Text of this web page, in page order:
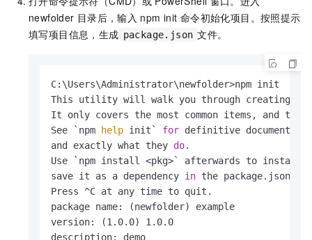
newfolder 目录后，输入 npm init 命令初始化项目。按照提示
填写项目信息，生成 package.json 文件。
C:\Users\Administrator\newfolder>npm init
This utility will walk you through creating a
It only covers the most common items, and
See `npm
help init` for definitive
and exactly what they do.
Use `npm install <pkg>` afterwards to install a
save it as a dependency in the package.json
Press ^C at any time to quit.
package name: (newfolder) example
version: (1.0.0) 1.0.0
description: demo